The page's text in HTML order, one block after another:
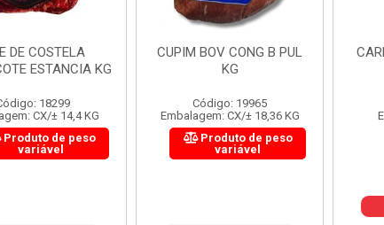
BOV CONG B PUL
KG
19965
CX/± 18,36 KG
Produto de peso
variável
CARNE MOIDA FORTBOI
CX 10KG
Código: 200
Embalagem: KG/10